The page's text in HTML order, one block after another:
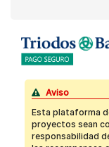
Aviso
Esta plataforma
proyectos sean
responsabilidad